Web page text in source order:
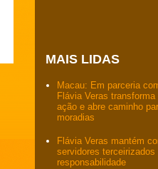
MAIS LIDAS
Macau: Em parceria
Flávia Veras
ação e abre caminho
moradias
Flávia Veras mantém
servidores
responsabilidade